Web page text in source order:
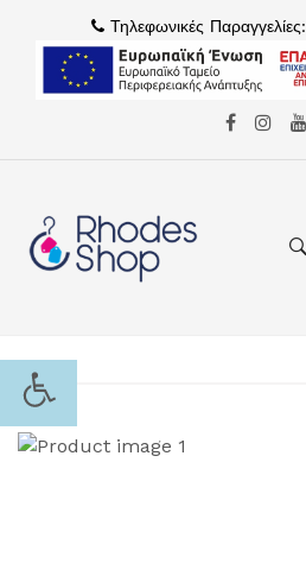
Τηλεφωνικές Παραγγελίες: